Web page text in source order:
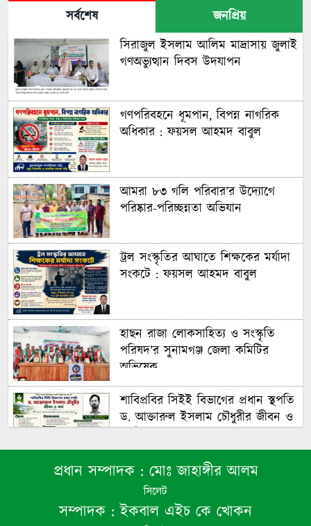
সর্বশেষ
জনপ্রিয়
সিরাজুল ইসলাম আলিম মাদ্রাসায় জুলাই
গণঅভ্যুত্থান দিবস উদযাপন
গণপরিবহনে ধূমপান, বিপন্ন নাগরিক
অধিকার : ফয়সল আহমদ বাবুল
আমরা ৮৩ গলি পরিবার’র উদ্যোগে
পরিষ্কার-পরিচ্ছন্নতা অভিযান
ট্রল সংস্কৃতির আঘাতে শিক্ষকের মর্যাদা
সংকটে : ফয়সল আহমদ বাবুল
হাছন রাজা লোকসাহিত্য ও সংস্কৃতি
পরিষদ’র সুনামগঞ্জ জেলা কমিটির
অভিষেক
শাবিপ্রবির সিইই বিভাগের প্রধান স্থপতি
ড. আক্তারুল ইসলাম চৌধুরীর জীবন ও
শাল্লায় ৭ম শ্রেণীর ছাত্রীকে কাঁচি ঠেকিয়ে
ধর্ষণ ও ভিডিও ধারণ, প্রধান আসামি
গ্রেপ্তার
প্রধান সম্পাদক : মোঃ জাহাঙ্গীর আলম
সিলেট
সম্পাদক :ইকবাল এইচ কে খোকন